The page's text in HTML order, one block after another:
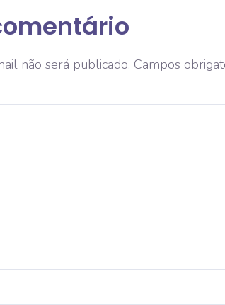
não será publicado. Campos